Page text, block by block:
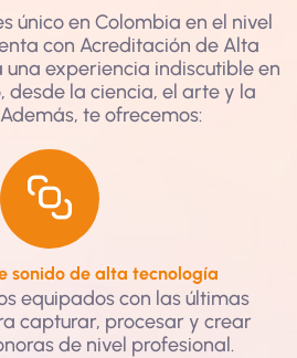
único en Colombia en el nivel
con Acreditación de Alta
experiencia indiscutible en
desde la ciencia, el arte y la
te ofrecemos:
sonido de alta tecnología
equipados con las últimas
capturar, procesar y crear
de nivel profesional.